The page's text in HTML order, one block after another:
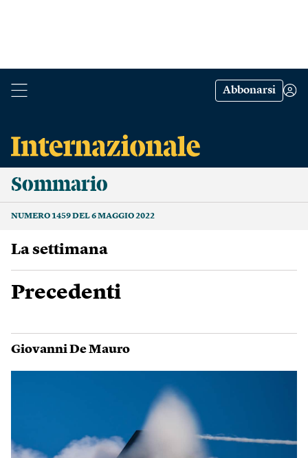
Abbonarsi
Sommario
NUMERO 1459 DEL 6 MAGGIO 2022
La settimana
Precedenti
Giovanni De Mauro